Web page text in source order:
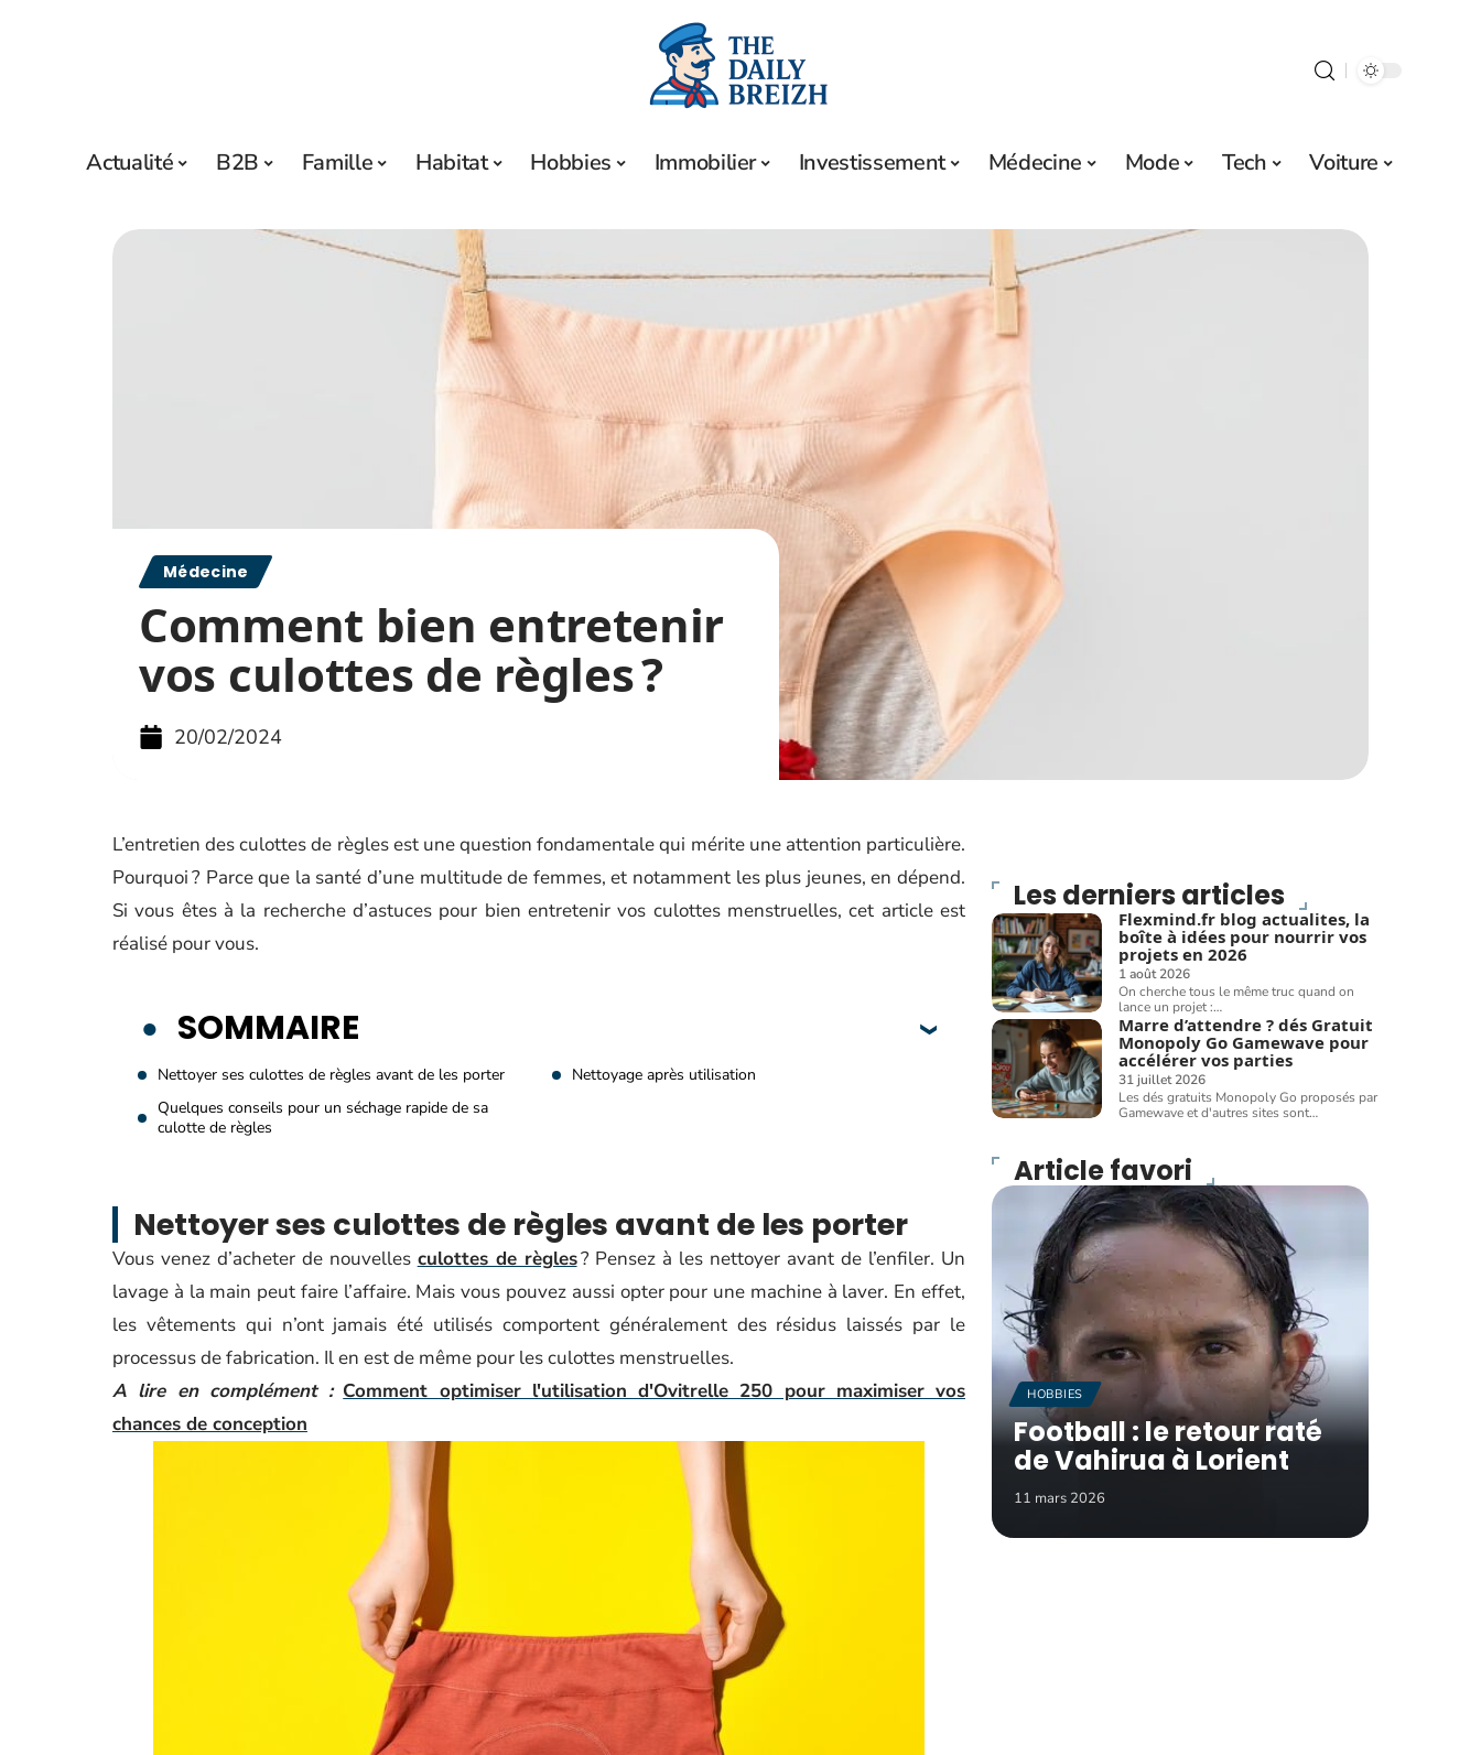
Actualité B2B Famille Habitat Hobbies Immobilier Investissement Médecine Mode Tech Voiture
Médecine
Comment bien entretenir
vos culottes de règles ?
20/02/2024
L’entretien des culottes de règles est une question fondamentale qui mérite une attention particulière.
Pourquoi ? Parce que la santé d’une multitude de femmes, et notamment les plus jeunes, en dépend.
Si vous êtes à la recherche d’astuces pour bien entretenir vos culottes menstruelles, cet article est
réalisé pour vous.
SOMMAIRE
Nettoyer ses culottes de règles avant de les porter
Nettoyage après utilisation
Quelques conseils pour un séchage rapide de sa
culotte de règles
Nettoyer ses culottes de règles avant de les porter
Vous venez d’acheter de nouvelles culottes de règles? Pensez à les nettoyer avant de l’enfiler. Un
lavage à la main peut faire l’affaire. Mais vous pouvez aussi opter pour une machine à laver. En effet,
les vêtements qui n’ont jamais été utilisés comportent généralement des résidus laissés par le
processus de fabrication. Il en est de même pour les culottes menstruelles.
A lire en complément : Comment optimiser l'utilisation d'Ovitrelle 250 pour maximiser vos
chances de conception
Les derniers articles
Flexmind.fr blog actualites, la
boîte à idées pour nourrir vos
projets en 2026
1 août 2026
On cherche tous le même truc quand on
lance un projet :…
Marre d’attendre ? dés Gratuit
Monopoly Go Gamewave pour
accélérer vos parties
31 juillet 2026
Les dés gratuits Monopoly Go proposés par
Gamewave et d'autres sites sont…
Article favori
HOBBIES
Football : le retour raté
de Vahirua à Lorient
11 mars 2026